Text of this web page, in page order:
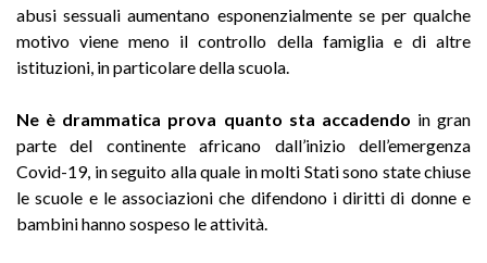
abusi sessuali aumentano esponenzialmente se per qualche
motivo viene meno il controllo della famiglia e di altre
istituzioni, in particolare della scuola.
Ne è drammatica prova quanto sta accadendo in gran
parte del continente africano dall’inizio dell’emergenza
Covid-19, in seguito alla quale in molti Stati sono state chiuse
le scuole e le associazioni che difendono i diritti di donne e
bambini hanno sospeso le attività.